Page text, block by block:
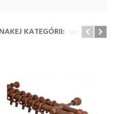
KATEGÓRII: